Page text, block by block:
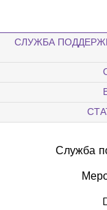
СЛУЖБА
Служба